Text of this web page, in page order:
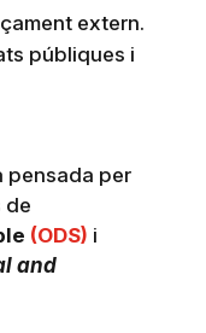
extern.
públiques i
pensada per
de
(ODS) i
and